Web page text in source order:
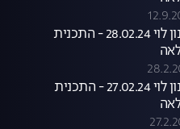
אמנון לוי 28.02.24 - התכנית
אמנון לוי 27.02.24 - התכנית